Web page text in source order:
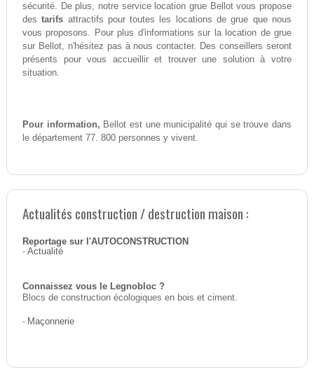
sécurité. De plus, notre service location grue Bellot vous propose
destarifs attractifs pour toutes les locations de grue que nous
vous proposons. Pour plus d'informations sur la location de grue
sur Bellot, n'hésitez pas à nous contacter. Des conseillers seront
présents pour vous accueillir et trouver une solution à votre
situation.
Pour information, Bellot est une municipalité qui se trouve dans
le département 77. 800 personnes y vivent.
Actualités construction / destruction maison :
Reportage sur l'AUTOCONSTRUCTION
- Actualité
Connaissez vous le Legnobloc ?
Blocs de construction écologiques en bois et ciment.
- Maçonnerie